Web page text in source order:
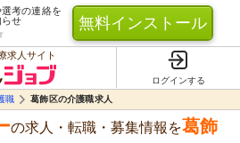
考の連絡を
せ
無料インストール
求人サイト
ログインする
職 葛飾区の介護職求人
の求人・転職・募集情報を葛飾